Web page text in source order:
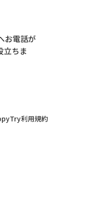
お電話が
立ちま
利用規約